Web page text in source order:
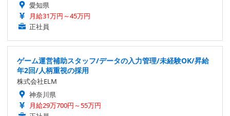
愛知県
月給31万円～45万円
正社員
ゲーム運営補助スタッフ/データの入力管理/未経験OK/昇給
年2回/人柄重視の採用
株式会社ELM
神奈川県
月給29万700円～55万円